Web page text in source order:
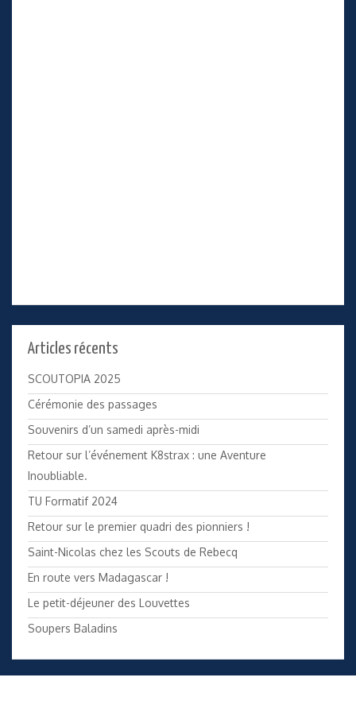
Articles récents
SCOUTOPIA 2025
Cérémonie des passages
Souvenirs d’un samedi après-midi
Retour sur l’événement K8strax : une Aventure
Inoubliable.
TU Formatif 2024
Retour sur le premier quadri des pionniers !
Saint-Nicolas chez les Scouts de Rebecq
En route vers Madagascar !
Le petit-déjeuner des Louvettes
Soupers Baladins